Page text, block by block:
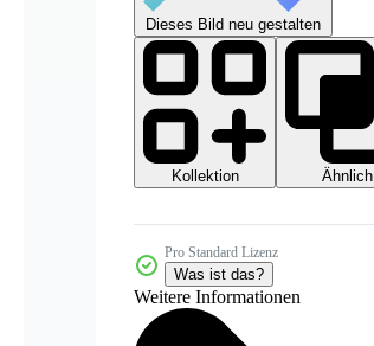
Dieses Bild neu gestalten
Kollektion
Ähnlich
Pro Standard Lizenz
Was ist das?
Weitere Informationen